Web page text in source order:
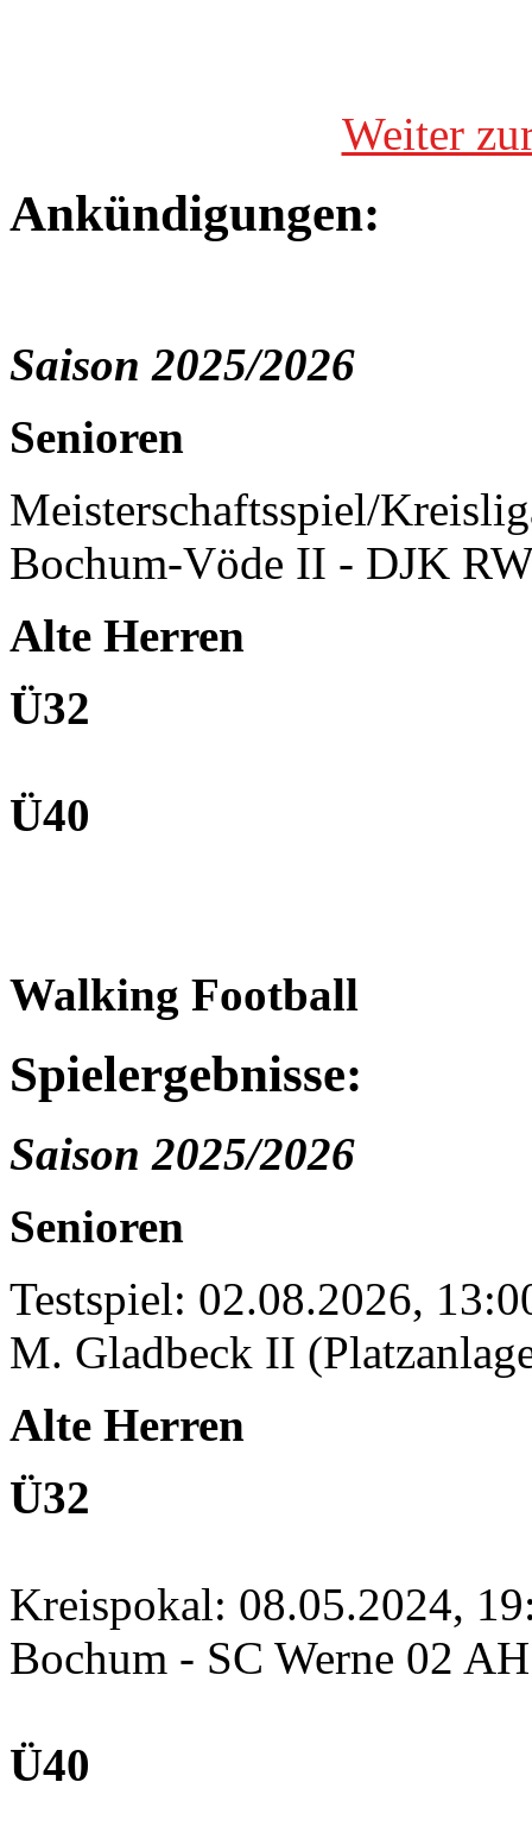
Weiter
Ankündigungen:
Saison 2025/2026
Senioren
Meisterschaftsspiel/
Bochum-Vöde II - DJK
Alte Herren
Ü32
Ü40
Walking Football
Spielergebnisse:
Saison 2025/2026
Senioren
Testspiel: 02.08.2026,
M. Gladbeck II
Alte Herren
Ü32
Kreispokal: 08.05.2024,
Bochum - SC Werne 02
Ü40